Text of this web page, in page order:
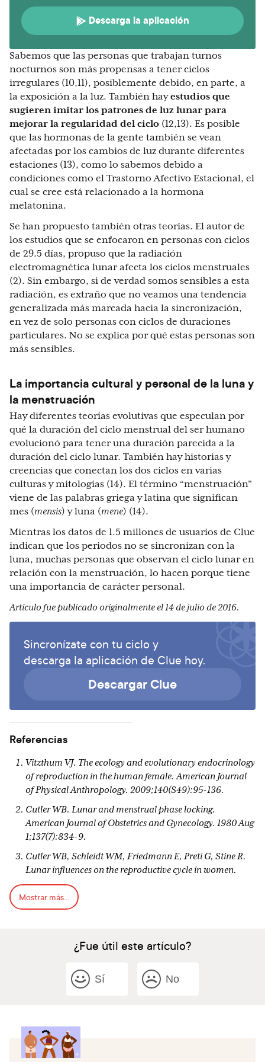
Descarga la aplicación
Sabemos que las personas que trabajan turnos
nocturnos son más propensas a tener ciclos
irregulares (10,11), posiblemente debido, en parte, a
la exposición a la luz. También hayestudios que
sugieren imitar los patrones de luz lunar para
mejorar la regularidad del ciclo (12,13). Es posible
que las hormonas de la gente también se vean
afectadas por los cambios de luz durante diferentes
estaciones (13), como lo sabemos debido a
condiciones como el Trastorno Afectivo Estacional, el
cual se cree está relacionado a la hormona
melatonina.
Se han propuesto también otras teorías. El autor de
los estudios que se enfocaron en personas con ciclos
de 29.5 días, propuso que la radiación
electromagnética lunar afecta los ciclos menstruales
(2). Sin embargo, si de verdad somos sensibles a esta
radiación, es extraño que no veamos una tendencia
generalizada más marcada hacia la sincronización,
en vez de solo personas con ciclos de duraciones
particulares. No se explica por qué estas personas son
más sensibles.
La importancia cultural y personal de la luna y
la menstruación
Hay diferentes teorías evolutivas que especulan por
qué la duración del ciclo menstrual del ser humano
evolucionó para tener una duración parecida a la
duración del ciclo lunar. También hay historias y
creencias que conectan los dos ciclos en varias
culturas y mitologías (14). El término “menstruación”
viene de las palabras griega y latina que significan
mes (mensis) y luna (mene) (14).
Mientras los datos de 1.5 millones de usuarios de Clue
indican que los periodos no se sincronizan con la
luna, muchas personas que observan el ciclo lunar en
relación con la menstruación, lo hacen porque tiene
una importancia de carácter personal.
Artículo fue publicado originalmente el 14 de julio de 2016.
Sincronízate con tu ciclo y
descarga la aplicación de Clue hoy.
Descargar Clue
Referencias
Vitzthum VJ. The ecology and evolutionary endocrinology
of reproduction in the human female. American Journal
of Physical Anthropology. 2009;140(S49):95-136.
Cutler WB. Lunar and menstrual phase locking.
American Journal of Obstetrics and Gynecology. 1980 Aug
1;137(7):834-9.
Cutler WB, Schleidt WM, Friedmann E, Preti G, Stine R.
Lunar influences on the reproductive cycle in women.
Human Biology. 1987 Dec 1:959-72.
Friedmann E. Menstrual and lunar cycles. American
rhythm of menstruation and labor. Annals of the New
Law SP. The regulation of menstrual cycle and its
Ilias I, Spanoudi F, Koukkou E, Adamopoulos DA,
Nikopoulou SC. Do lunar phases influence menstruation?
A year-long retrospective study. Endocrine regulations.
Mostrar más...
¿Fue útil este artículo?
Sí No